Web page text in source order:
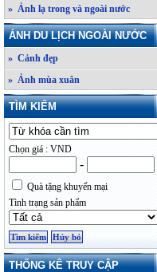
» Ảnh lạ trong và ngoài nước
ẢNH DU LỊCH NGOÀI NƯỚC
» Cảnh đẹp
» Ảnh mùa xuân
TÌM KIẾM
Chọn giá : VND
-
Quà tặng khuyến mại
Tình trạng sản phẩm
THỐNG KÊ TRUY CẬP